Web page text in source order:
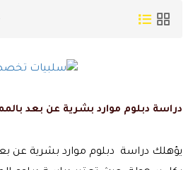
دراسة دبلوم موارد بشرية عن بعد بالمملكة 1 مع
يؤهلك دراسة دبلوم موارد بشرية عن